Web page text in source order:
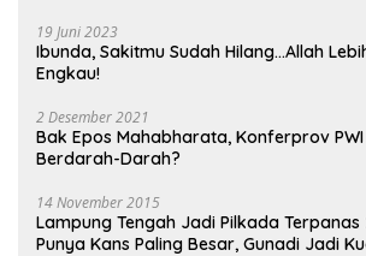
19 Juni 2023
Ibunda, Sakitmu Sudah Hilang…Allah
Engkau!
2 Desember 2021
Bak Epos Mahabharata, Konferprov
Berdarah-Darah?
14 November 2015
Lampung Tengah Jadi Pilkada Terpanas
Punya Kans Paling Besar, Gunadi Jadi